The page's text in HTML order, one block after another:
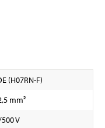
(H07RN-F)
mm²
V